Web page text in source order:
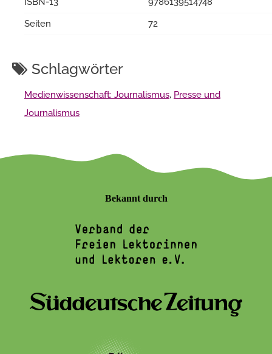
Seiten
72
Schlagwörter
Medienwissenschaft: Journalismus, Presse und
Journalismus
Bekannt durch